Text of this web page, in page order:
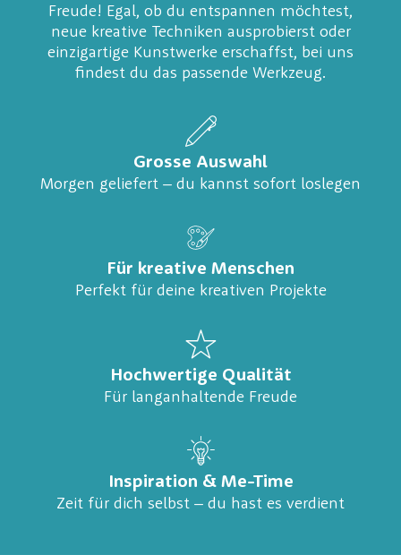
Freude! Egal, ob du entspannen möchtest,
neue kreative Techniken ausprobierst oder
einzigartige Kunstwerke erschaffst, bei uns
findest du das passende Werkzeug.
Grosse Auswahl
Morgen geliefert – du kannst sofort loslegen
Für kreative Menschen
Perfekt für deine kreativen Projekte
Hochwertige Qualität
Für langanhaltende Freude
Inspiration & Me-Time
Zeit für dich selbst – du hast es verdient